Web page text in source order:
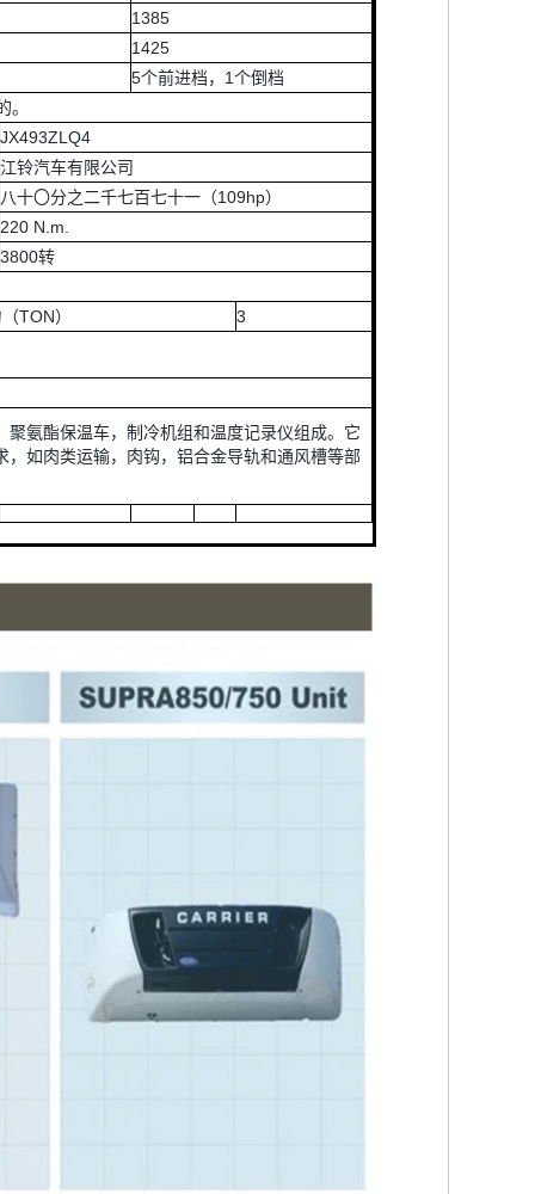
1385
1425
5个前进档，1个倒档
JX493ZLQ4
江铃汽车有限公司
八十〇分之二千七百七十一（109hp）
220 N.m.
3800转
TON）
3
氨酯保温车，制冷机组和温度记录仪组成。它
如肉类运输，肉钩，铝合金导轨和通风槽等部